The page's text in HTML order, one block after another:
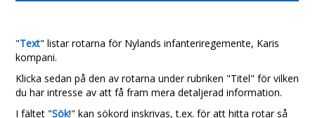
"Text" listar rotarna för Nylands infanteriregemente, Karis
kompani.
Klicka sedan på den av rotarna under rubriken "Titel" för vilken
du har intresse av att få fram mera detaljerad information.
I fältet "Sök!" kan sökord inskrivas, t.ex. för att hitta rotar så